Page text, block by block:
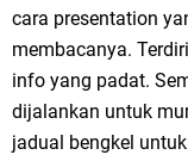
cara presentation
membacanya.
info yang padat.
dijalankan untuk
jadual bengkel